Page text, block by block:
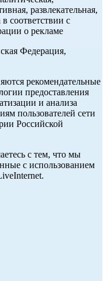
развлекательная,
соответствии с
о рекламе
Федерация,
рекомендательные
предоставления
и анализа
пользователей сети
Российской
с тем, что мы
с использованием